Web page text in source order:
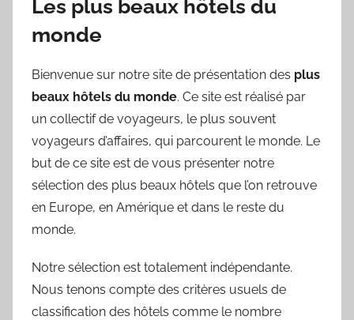
Les plus beaux hôtels du
monde
Bienvenue sur notre site de présentation des plus
beaux hôtels du monde. Ce site est réalisé par
un collectif de voyageurs, le plus souvent
voyageurs d’affaires, qui parcourent le monde. Le
but de ce site est de vous présenter notre
sélection des plus beaux hôtels que l’on retrouve
en Europe, en Amérique et dans le reste du
monde.
Notre sélection est totalement indépendante.
Nous tenons compte des critères usuels de
classification des hôtels comme le nombre